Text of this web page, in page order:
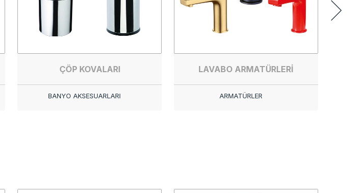
ÇÖP KOVALARI
BANYO AKSESUARLARI
LAVABO ARMATÜRLERİ
ARMATÜRLER